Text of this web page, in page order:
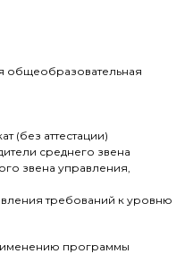
общеобразовательная
(без аттестации)
среднего звена
звена управления,
требований к уровню
программы